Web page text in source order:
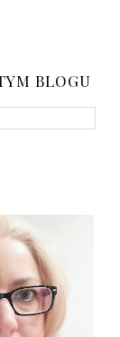
BLOGU